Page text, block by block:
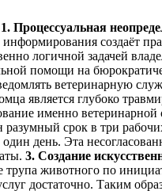
1. Процессуальная
создаёт
логичной задачей
помощи на
ветеринарную
является глубоко
именно
разумный срок в три
день. Эта
3. Создание
животного по
достаточно. Таким